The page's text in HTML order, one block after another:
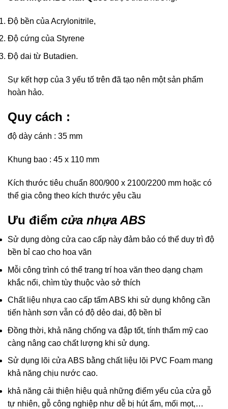
Độ bền của Acrylonitrile,
Độ cứng của Styrene
Độ dai từ Butadien.
Sự kết hợp của 3 yếu tố trên đã tạo nên một sản phẩm
hoàn hảo.
Quy cách :
độ dày cánh : 35 mm
Khung bao : 45 x 110 mm
Kích thước tiêu chuẩn 800/900 x 2100/2200 mm hoặc có
thể gia công theo kích thước yêu cầu
Ưu điểm cửa nhựa ABS
Sử dụng dòng cửa cao cấp này đảm bảo có thể duy trì độ
bền bỉ cao cho hoa văn
Mỗi công trình có thể trang trí hoa văn theo dạng chạm
khắc nổi, chìm tùy thuộc vào sở thích
Chất liệu nhựa cao cấp tấm ABS khi sử dụng không cần
tiến hành sơn vẫn có độ dẻo dai, độ bền bỉ
Đồng thời, khả năng chống va đập tốt, tính thẩm mỹ cao
càng nâng cao chất lượng khi sử dụng.
Sử dụng lõi cửa ABS bằng chất liệu lõi PVC Foam mang
khả năng chịu nước cao.
khả năng cải thiện hiệu quả những điểm yếu của cửa gỗ
tự nhiên, gỗ công nghiệp như dễ bị hút ẩm, mối mọt,…